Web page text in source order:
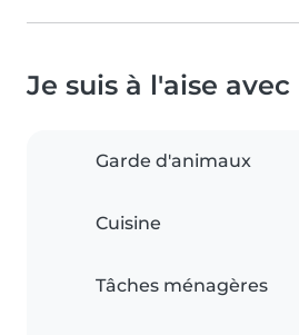
Je suis à l'aise avec
Garde d'animaux
Cuisine
Tâches ménagères